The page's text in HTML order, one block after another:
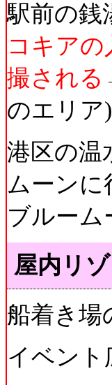
駅前の
コキアの
撮される
のエリア)
港区の温
ムーンに
ブルー
屋内リ
船着き場
イベント